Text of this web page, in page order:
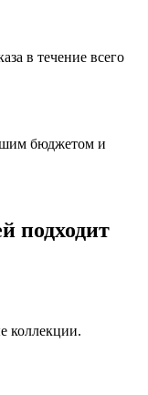
в течение всего
бюджетом и
подходит
коллекции.